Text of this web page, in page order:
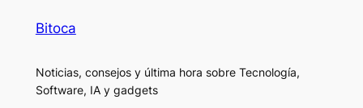
Bitoca
Noticias, consejos y última hora sobre Tecnología,
Software, IA y gadgets